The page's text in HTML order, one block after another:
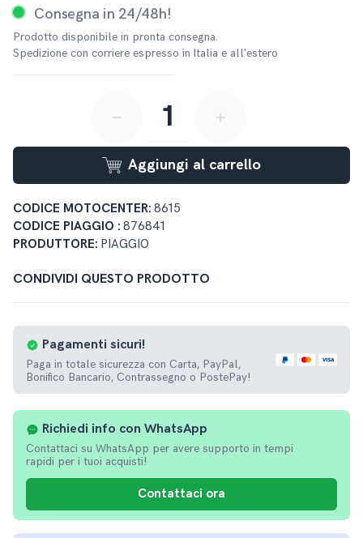
Consegna in 24/48h!
Prodotto disponibile in pronta consegna.
Spedizione con corriere espresso in Italia e all'estero
button-minus button-plus
Aggiungi al carrello
CODICE MOTOCENTER: 8615
CODICE PIAGGIO : 876841
PRODUTTORE: PIAGGIO
CONDIVIDI QUESTO PRODOTTO
Richiedi info con WhatsApp
Contattaci su WhatsApp per avere supporto in tempi
rapidi per i tuoi acquisti!
Contattaci ora
Pagamenti sicuri!
Paga in totale sicurezza con Carta, PayPal,
Bonifico Bancario, Contrassegno o PostePay!